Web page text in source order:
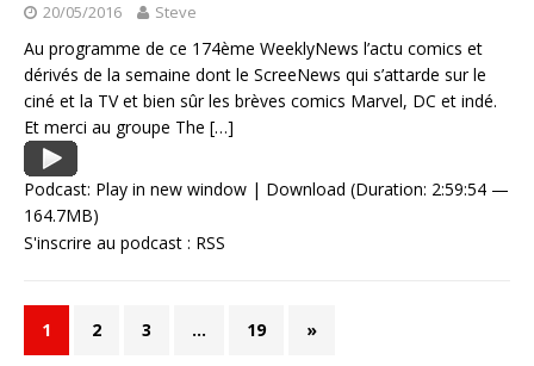
20/05/2016 Steve
Au programme de ce 174ème WeeklyNews l’actu comics et
dérivés de la semaine dont le ScreeNews qui s’attarde sur le
ciné et la TV et bien sûr les brèves comics Marvel, DC et indé.
Et merci au groupe The […]
Podcast: Play in new window | Download (Duration: 2:59:54 —
164.7MB)
S'inscrire au podcast : RSS
1 2 3 … 19 »